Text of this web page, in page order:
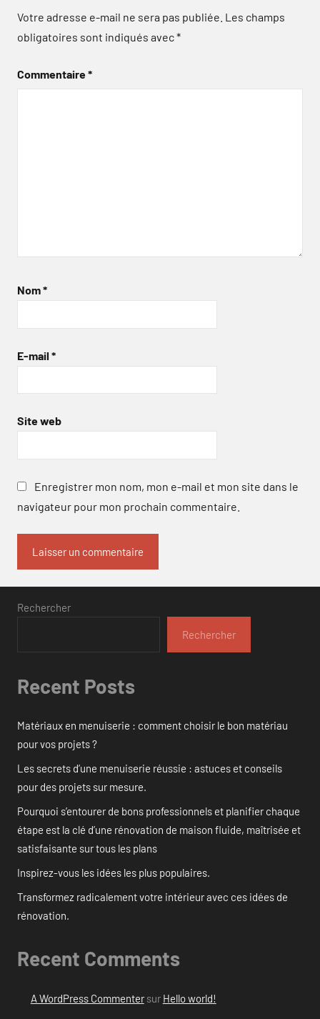
Votre adresse e-mail ne sera pas publiée. Les champs
obligatoires sont indiqués avec*
Commentaire*
Nom*
E-mail *
Site web
Enregistrer mon nom, mon e-mail et mon site dans le
navigateur pour mon prochain commentaire.
Rechercher
Rechercher
Recent Posts
Matériaux en menuiserie : comment choisir le bon matériau
pour vos projets ?
Les secrets d’une menuiserie réussie : astuces et conseils
pour des projets sur mesure.
Pourquoi s’entourer de bons professionnels et planifier chaque
étape est la clé d’une rénovation de maison fluide, maîtrisée et
satisfaisante sur tous les plans
Inspirez-vous les idées les plus populaires.
Transformez radicalement votre intérieur avec ces idées de
rénovation.
Recent Comments
A WordPress Commentersur Hello world!